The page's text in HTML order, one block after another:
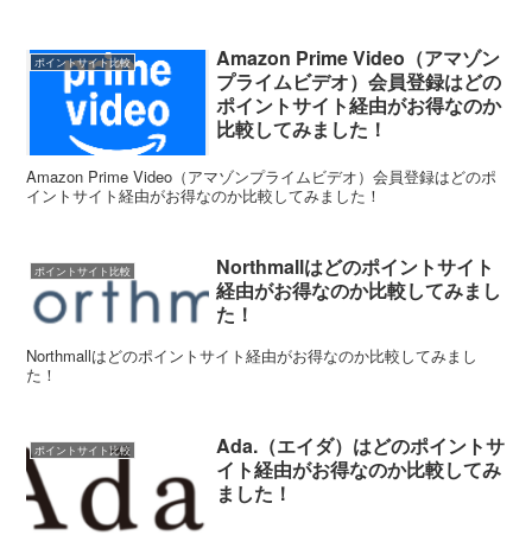
ポイントサイト比較
Amazon Prime Video（アマゾン
プライムビデオ）会員登録はどの
ポイントサイト経由がお得なのか
比較してみました！
Amazon Prime Video（アマゾンプライムビデオ）会員登録はどのポ
イントサイト経由がお得なのか比較してみました！
ポイントサイト比較
Northmallはどのポイントサイト
経由がお得なのか比較してみまし
た！
Northmallはどのポイントサイト経由がお得なのか比較してみまし
た！
ポイントサイト比較
Ada.（エイダ）はどのポイントサ
イト経由がお得なのか比較してみ
ました！